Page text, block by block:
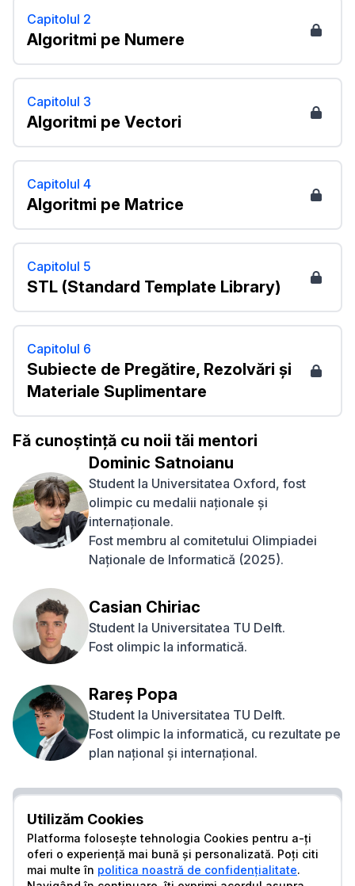
Capitolul 2
Algoritmi pe Numere
Capitolul 3
Algoritmi pe Vectori
Capitolul 4
Algoritmi pe Matrice
Capitolul 5
STL (Standard Template Library)
Capitolul 6
Subiecte de Pregătire, Rezolvări și
Materiale Suplimentare
Fă cunoștință cu noii tăi mentori
Dominic Satnoianu
Student la Universitatea Oxford, fost
olimpic cu medalii naționale și
internaționale.
Fost membru al comitetului Olimpiadei
Naționale de Informatică (2025).
Casian Chiriac
Student la Universitatea TU Delft.
Fost olimpic la informatică.
Rareș Popa
Student la Universitatea TU Delft.
Fost olimpic la informatică, cu rezultate pe
plan național și internațional.
Acces 24/7 la toate materialele cursului
Materiale text suplimentare dacă vrei să aprofundezi
Algoritmi auxiliari sau și mai avansați
Utilizăm Cookies
Platforma folosește tehnologia Cookies pentru a-ți
oferi o experiență mai bună și personalizată. Poți citi
mai multe în politica noastră de confidențialitate.